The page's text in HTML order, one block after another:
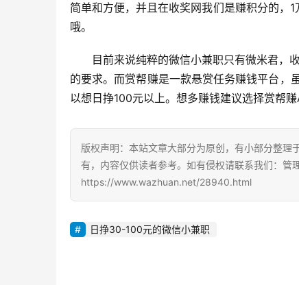
简单和方便，并且在收奖网我们是赚积分的，
哦。
目前来说纯粹的微信小兼职只有微米君，
的要求。而赏帮赚是一款悬赏任务赚钱平台，
以想日挣100元以上。想多赚钱建议选择赏帮赚
版权声明：本站文章大部分为原创，有小部分整
有，内容仅供读者参考。如有侵权请联系我们：管
https://www.wazhuan.net/28940.html
日挣30-100元的微信小兼职